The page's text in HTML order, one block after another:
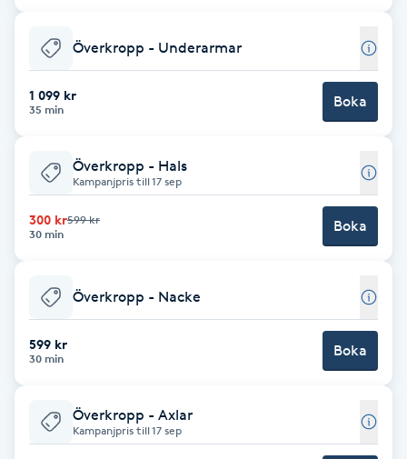
Nagelvård
Naglar borttagning
Naglar reparation
Naprapati
Navelpiercing
NBE-massage
Ny frisyr
Överkropp - Underarmar
1 099 kr
35 min Boka
Överkropp - Hals
Kampanjpris till 17 sep
300 kr599 kr
30 min
Boka
Överkropp - Nacke
599 kr
30 min Boka
Överkropp - Axlar
Kampanjpris till 17 sep